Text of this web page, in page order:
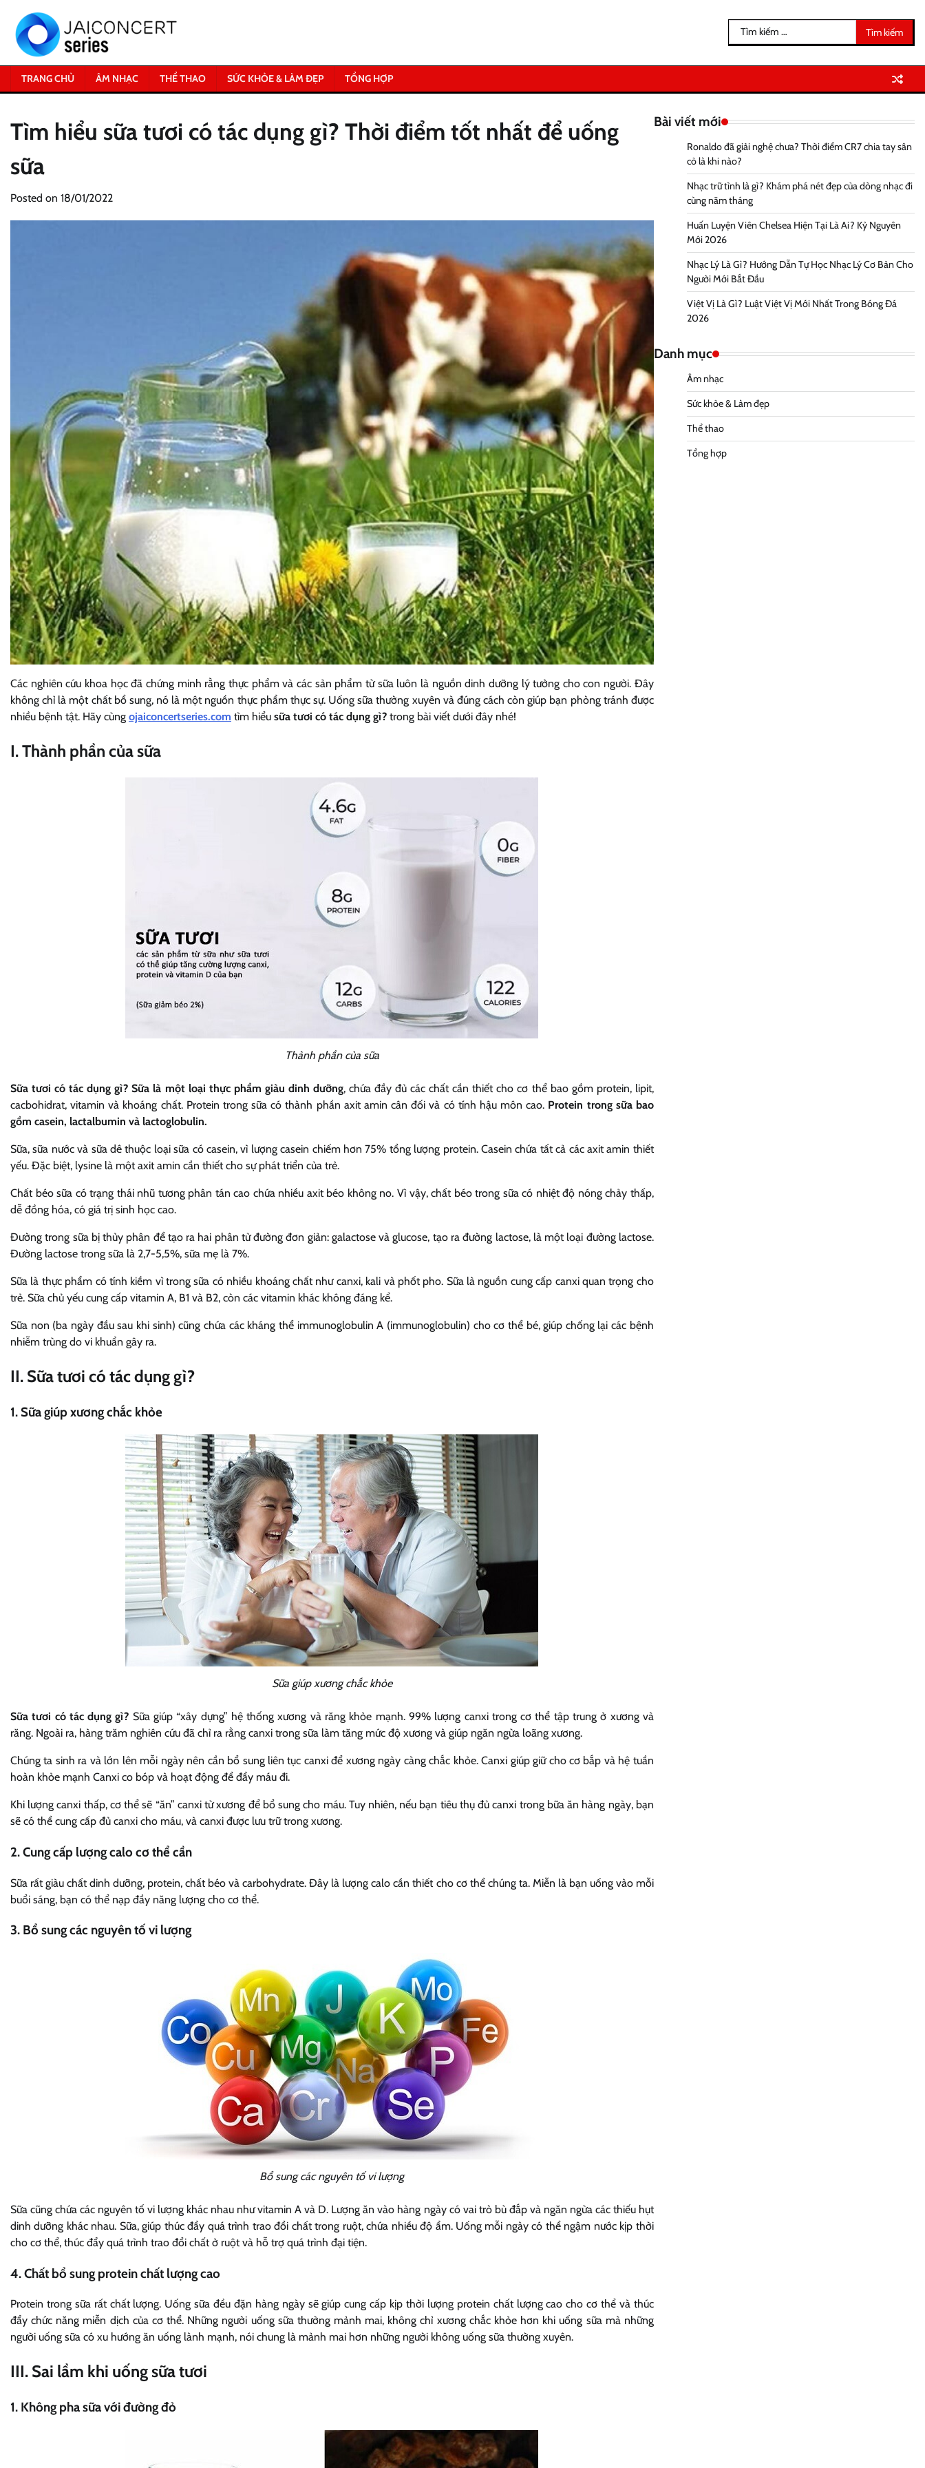
content
Tìm
kiếm
TRANG CHỦ ÂM NHẠC THỂ THAO SỨC KHỎE & LÀM ĐẸP TỔNG HỢP
Tìm hiểu sữa tươi có tác dụng gì? Thời điểm tốt nhất để uống
sữa
Posted on 18/01/2022
Các nghiên cứu khoa học đã chứng minh rằng thực phẩm và các sản phẩm từ sữa luôn là nguồn dinh dưỡng lý tưởng cho con người. Đây
không chỉ là một chất bổ sung, nó là một nguồn thực phẩm thực sự. Uống sữa thường xuyên và đúng cách còn giúp bạn phòng tránh được
nhiều bệnh tật. Hãy cùng ojaiconcertseries.com tìm hiểu sữa tươi có tác dụng gì? trong bài viết dưới đây nhé!
I. Thành phần của sữa
Thành phần của sữa
Sữa tươi có tác dụng gì? Sữa là một loại thực phẩm giàu dinh dưỡng, chứa đầy đủ các chất cần thiết cho cơ thể bao gồm protein, lipit,
cacbohidrat, vitamin và khoáng chất. Protein trong sữa có thành phần axit amin cân đối và có tính hậu môn cao. Protein trong sữa bao
gồm casein, lactalbumin và lactoglobulin.
Sữa, sữa nước và sữa dê thuộc loại sữa có casein, vì lượng casein chiếm hơn 75% tổng lượng protein. Casein chứa tất cả các axit amin thiết
yếu. Đặc biệt, lysine là một axit amin cần thiết cho sự phát triển của trẻ.
Chất béo sữa có trạng thái nhũ tương phân tán cao chứa nhiều axit béo không no. Vì vậy, chất béo trong sữa có nhiệt độ nóng chảy thấp,
dễ đồng hóa, có giá trị sinh học cao.
Đường trong sữa bị thủy phân để tạo ra hai phân tử đường đơn giản: galactose và glucose, tạo ra đường lactose, là một loại đường lactose.
Đường lactose trong sữa là 2,7-5,5%, sữa mẹ là 7%.
Sữa là thực phẩm có tính kiềm vì trong sữa có nhiều khoáng chất như canxi, kali và phốt pho. Sữa là nguồn cung cấp canxi quan trọng cho
trẻ. Sữa chủ yếu cung cấp vitamin A, B1 và ​​B2, còn các vitamin khác không đáng kể.
Sữa non (ba ngày đầu sau khi sinh) cũng chứa các kháng thể immunoglobulin A (immunoglobulin) cho cơ thể bé, giúp chống lại các bệnh
nhiễm trùng do vi khuẩn gây ra.
II. Sữa tươi có tác dụng gì?
1. Sữa giúp xương chắc khỏe
Sữa giúp xương chắc khỏe
Sữa tươi có tác dụng gì? Sữa giúp “xây dựng” hệ thống xương và răng khỏe mạnh. 99% lượng canxi trong cơ thể tập trung ở xương và
răng. Ngoài ra, hàng trăm nghiên cứu đã chỉ ra rằng canxi trong sữa làm tăng mức độ xương và giúp ngăn ngừa loãng xương.
Chúng ta sinh ra và lớn lên mỗi ngày nên cần bổ sung liên tục canxi để xương ngày càng chắc khỏe. Canxi giúp giữ cho cơ bắp và hệ tuần
hoàn khỏe mạnh Canxi co bóp và hoạt động để đẩy máu đi.
Khi lượng canxi thấp, cơ thể sẽ “ăn” canxi từ xương để bổ sung cho máu. Tuy nhiên, nếu bạn tiêu thụ đủ canxi trong bữa ăn hàng ngày, bạn
sẽ có thể cung cấp đủ canxi cho máu, và canxi được lưu trữ trong xương.
2. Cung cấp lượng calo cơ thể cần
Sữa rất giàu chất dinh dưỡng, protein, chất béo và carbohydrate. Đây là lượng calo cần thiết cho cơ thể chúng ta. Miễn là bạn uống vào mỗi
buổi sáng, bạn có thể nạp đầy năng lượng cho cơ thể.
3. Bổ sung các nguyên tố vi lượng
Bổ sung các nguyên tố vi lượng
Sữa cũng chứa các nguyên tố vi lượng khác nhau như vitamin A và D. Lượng ăn vào hàng ngày có vai trò bù đắp và ngăn ngừa các thiếu hụt
dinh dưỡng khác nhau. Sữa, giúp thúc đẩy quá trình trao đổi chất trong ruột, chứa nhiều độ ẩm. Uống mỗi ngày có thể ngậm nước kịp thời
cho cơ thể, thúc đẩy quá trình trao đổi chất ở ruột và hỗ trợ quá trình đại tiện.
4. Chất bổ sung protein chất lượng cao
Protein trong sữa rất chất lượng. Uống sữa đều đặn hàng ngày sẽ giúp cung cấp kịp thời lượng protein chất lượng cao cho cơ thể và thúc
đẩy chức năng miễn dịch của cơ thể. Những người uống sữa thường mảnh mai, không chỉ xương chắc khỏe hơn khi uống sữa mà những
người uống sữa có xu hướng ăn uống lành mạnh, nói chung là mảnh mai hơn những người không uống sữa thường xuyên.
III. Sai lầm khi uống sữa tươi
1. Không pha sữa với đường đỏ
Bài viết mới
Ronaldo đã giải nghệ chưa? Thời điểm CR7 chia tay sân
cỏ là khi nào?
Nhạc trữ tình là gì? Khám phá nét đẹp của dòng nhạc đi
cùng năm tháng
Huấn Luyện Viên Chelsea Hiện Tại Là Ai? Kỷ Nguyên
Mới 2026
Nhạc Lý Là Gì? Hướng Dẫn Tự Học Nhạc Lý Cơ Bản Cho
Người Mới Bắt Đầu
Việt Vị Là Gì? Luật Việt Vị Mới Nhất Trong Bóng Đá
2026
Danh mục
Âm nhạc
Sức khỏe & Làm đẹp
Thể thao
Tổng hợp